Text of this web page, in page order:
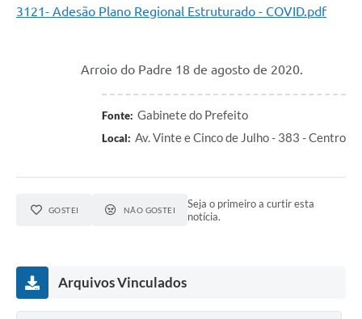
3121- Adesão Plano Regional Estruturado - COVID.pdf
Arroio do Padre 18 de agosto de 2020.
Fonte: Gabinete do Prefeito
Local: Av. Vinte e Cinco de Julho - 383 - Centro
GOSTEI NÃO GOSTEI
Seja o primeiro a curtir esta
notícia.
Arquivos Vinculados